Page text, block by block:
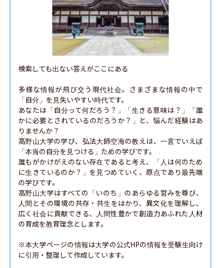
検索しても出ない答えがここにある
多様な情報が飛び交う現代社会。さまざまな情報の中で
「自分」を見失いやすい時代です。
あなたは「自分って何だろう？」「生きる意味は？」「誰
かに必要とされているのだろうか？」と、悩んだ経験はあ
りませんか？
高野山大学の学び、弘法大師空海の教えは、一言でいえば
「本当の自分を見つける」ための学びです。
誰もがかけがえのない存在であると考え、「人は何のため
に生きているのか？」を見つめていく、原点であり最先端
の学びです。
高野山大学はすべての「いのち」のあらゆる営みを尊び、
人間とその環境の共存・共生をはかり、異文化を理解し、
広く社会に貢献できる、人間性豊かで創造力あふれた人材
の育成を教育理念とします。
※本大学ページの情報は大学の公式HPの情報を受験生向け
に引用・整理して作成しています。